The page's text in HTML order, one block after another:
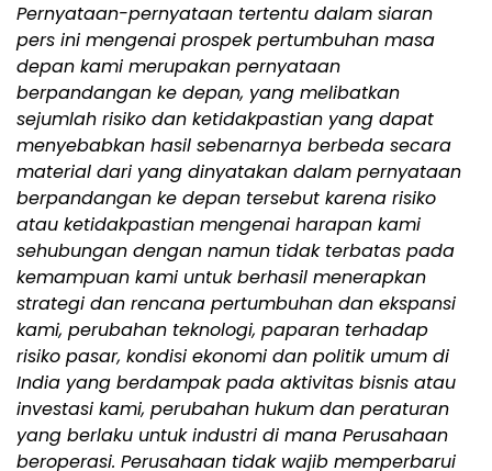
Pernyataan-pernyataan tertentu dalam siaran
pers ini mengenai prospek pertumbuhan masa
depan kami merupakan pernyataan
berpandangan ke depan, yang melibatkan
sejumlah risiko dan ketidakpastian yang dapat
menyebabkan hasil sebenarnya berbeda secara
material dari yang dinyatakan dalam pernyataan
berpandangan ke depan tersebut karena risiko
atau ketidakpastian mengenai harapan kami
sehubungan dengan namun tidak terbatas pada
kemampuan kami untuk berhasil menerapkan
strategi dan rencana pertumbuhan dan ekspansi
kami, perubahan teknologi, paparan terhadap
risiko pasar, kondisi ekonomi dan politik umum di
India yang berdampak pada aktivitas bisnis atau
investasi kami, perubahan hukum dan peraturan
yang berlaku untuk industri di mana Perusahaan
beroperasi. Perusahaan tidak wajib memperbarui